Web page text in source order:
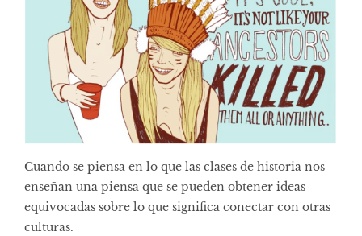
Cuando se piensa en lo que las clases de historia nos
enseñan una piensa que se pueden obtener ideas
equivocadas sobre lo que significa conectar con otras
culturas.